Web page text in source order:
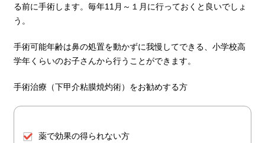
る前に手術します。毎年11月～１月に行っておくと良いでしょ
う。
手術可能年齢は鼻の処置を動かずに我慢してできる、小学校高
学年くらいのお子さんから行うことができます。
手術治療（下甲介粘膜焼灼術）をお勧めする方
薬で効果の得られない方